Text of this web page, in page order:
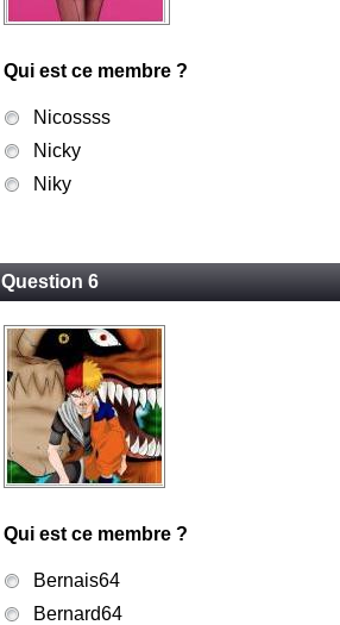
Qui est ce membre ?
Nicossss
Nicky
Niky
Question 6
Qui est ce membre ?
Bernais64
Bernard64